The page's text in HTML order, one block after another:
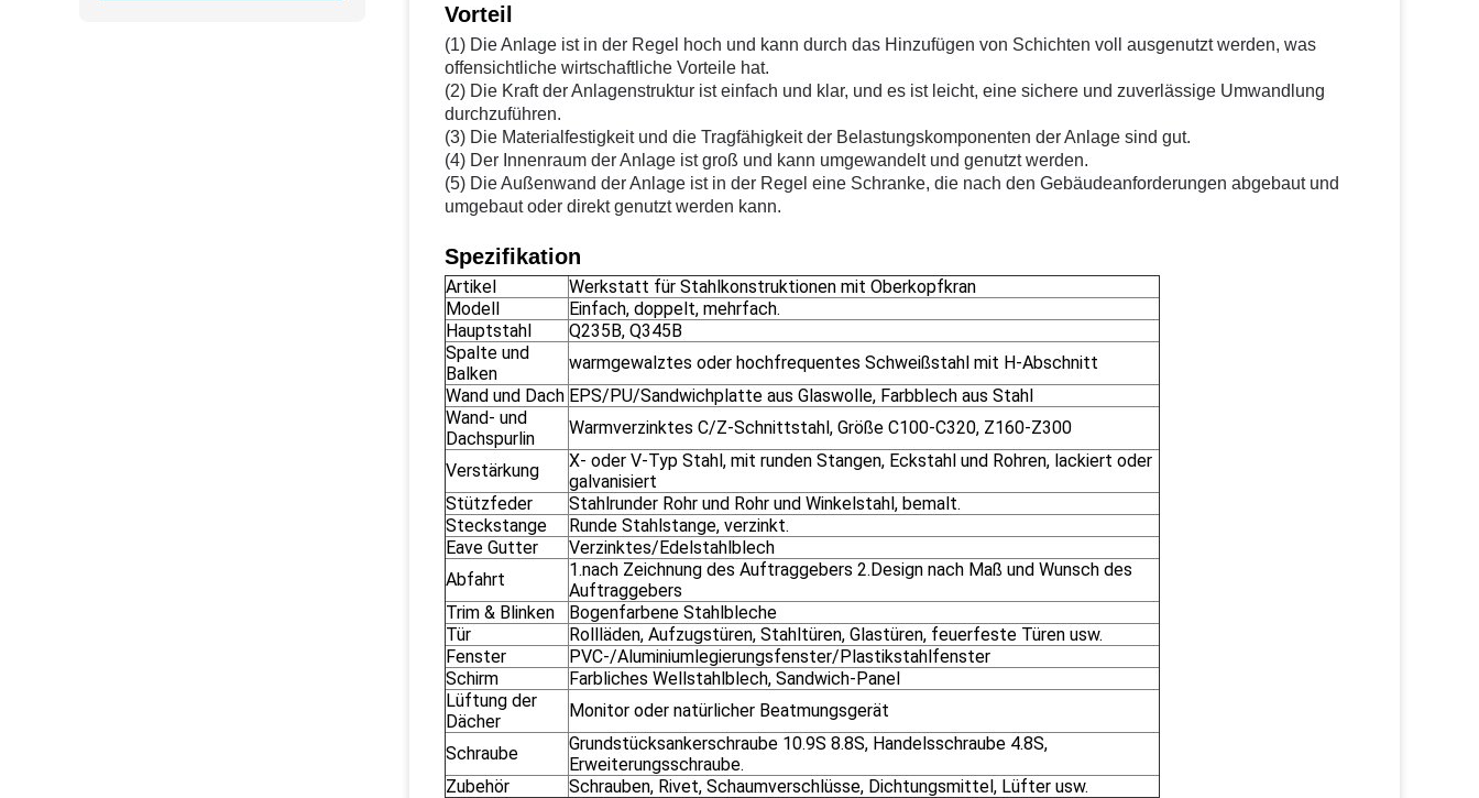
Vorteil
(1) Die Anlage ist in der Regel hoch und kann durch das Hinzufügen von Schichten voll ausgenutzt werden, was
offensichtliche wirtschaftliche Vorteile hat.
(2) Die Kraft der Anlagenstruktur ist einfach und klar, und es ist leicht, eine sichere und zuverlässige Umwandlung
durchzuführen.
(3) Die Materialfestigkeit und die Tragfähigkeit der Belastungskomponenten der Anlage sind gut.
(4) Der Innenraum der Anlage ist groß und kann umgewandelt und genutzt werden.
(5) Die Außenwand der Anlage ist in der Regel eine Schranke, die nach den Gebäudeanforderungen abgebaut und
umgebaut oder direkt genutzt werden kann.
Spezifikation
Artikel
Werkstatt für Stahlkonstruktionen mit Oberkopfkran
Modell
Einfach, doppelt, mehrfach.
Hauptstahl
Q235B, Q345B
Spalte und
Balken
warmgewalztes oder hochfrequentes Schweißstahl mit H-Abschnitt
Wand und Dach EPS/PU/Sandwichplatte aus Glaswolle, Farbblech aus Stahl
Wand- und
Dachspurlin
Warmverzinktes C/Z-Schnittstahl, Größe C100-C320, Z160-Z300
Verstärkung
X- oder V-Typ Stahl, mit runden Stangen, Eckstahl und Rohren, lackiert oder
galvanisiert
Stützfeder
Stahlrunder Rohr und Rohr und Winkelstahl, bemalt.
Steckstange
Runde Stahlstange, verzinkt.
Eave Gutter
Verzinktes/Edelstahlblech
Abfahrt
1.nach Zeichnung des Auftraggebers 2.Design nach Maß und Wunsch des
Auftraggebers
Trim & Blinken
Bogenfarbene Stahlbleche
Tür
Rollläden, Aufzugstüren, Stahltüren, Glastüren, feuerfeste Türen usw.
Fenster
PVC-/Aluminiumlegierungsfenster/Plastikstahlfenster
Schirm
Farbliches Wellstahlblech, Sandwich-Panel
Lüftung der
Dächer
Monitor oder natürlicher Beatmungsgerät
Schraube
Grundstücksankerschraube 10.9S 8.8S, Handelsschraube 4.8S,
Erweiterungsschraube.
Zubehör
Schrauben, Rivet, Schaumverschlüsse, Dichtungsmittel, Lüfter usw.